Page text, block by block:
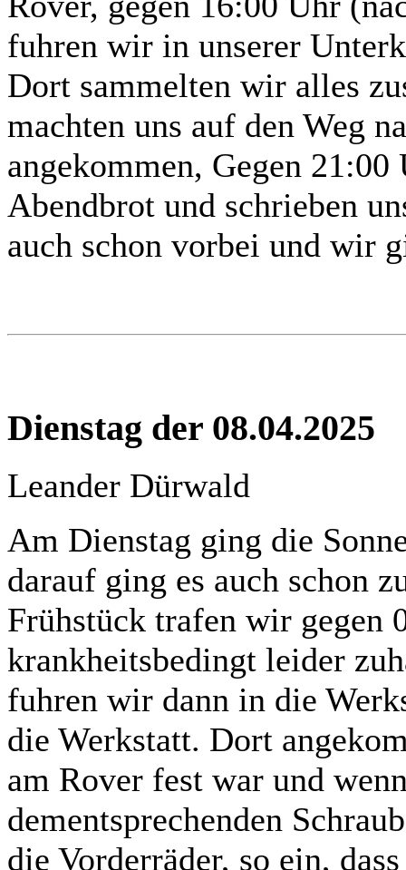
fuhren wir in unserer
Dort sammelten wir alles
machten uns auf den Weg
angekommen, Gegen
Abendbrot und schrieben
auch schon vorbei und wir
Dienstag der 08.04.2025
Leander Dürwald
Am Dienstag ging die
darauf ging es auch schon
Frühstück trafen wir gegen
krankheitsbedingt leider
fuhren wir dann in die
die Werkstatt. Dort
am Rover fest war und
dementsprechenden
die Vorderräder, so ein,